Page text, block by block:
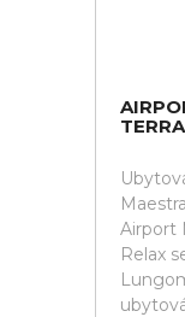
Airport
Relax